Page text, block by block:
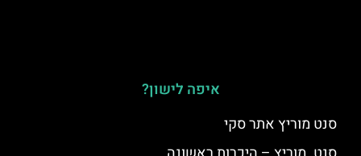
איפה לישון?
סנט מוריץ אתר סקי